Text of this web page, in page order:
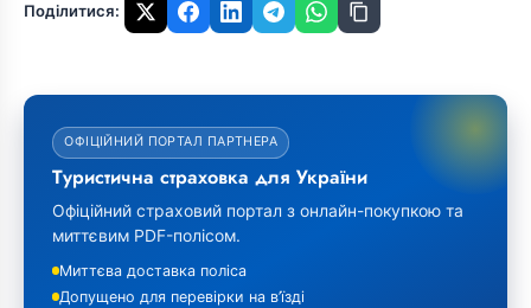
Поділитися:
ОФІЦІЙНИЙ ПОРТАЛ ПАРТНЕРА
Туристична страховка для України
Офіційний страховий портал з онлайн-покупкою та
миттєвим PDF-полісом.
Миттєва доставка поліса
Допущено для перевірки на в’їзді